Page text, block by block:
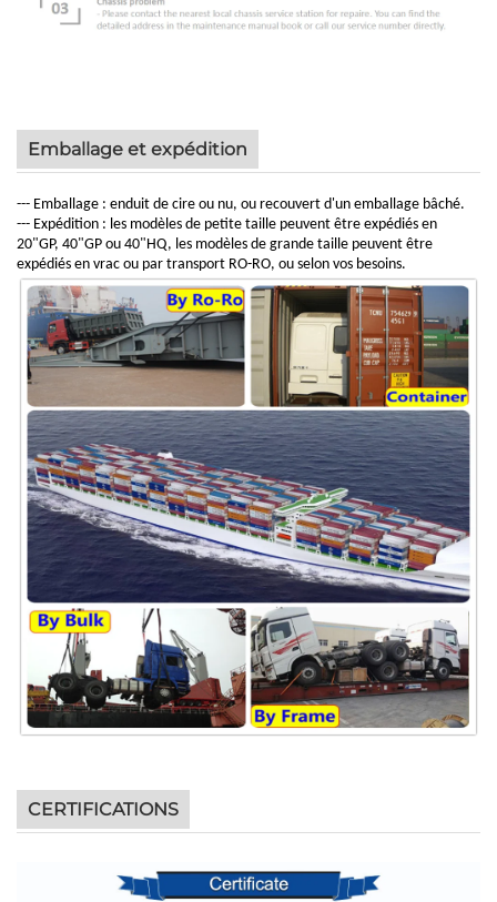
Emballage et expédition
--- Emballage : enduit de cire ou nu, ou recouvert d'un emballage bâché.
--- Expédition : les modèles de petite taille peuvent être expédiés en
20"GP, 40"GP ou 40"HQ, les modèles de grande taille peuvent être
expédiés en vrac ou par transport RO-RO, ou selon vos besoins.
CERTIFICATIONS